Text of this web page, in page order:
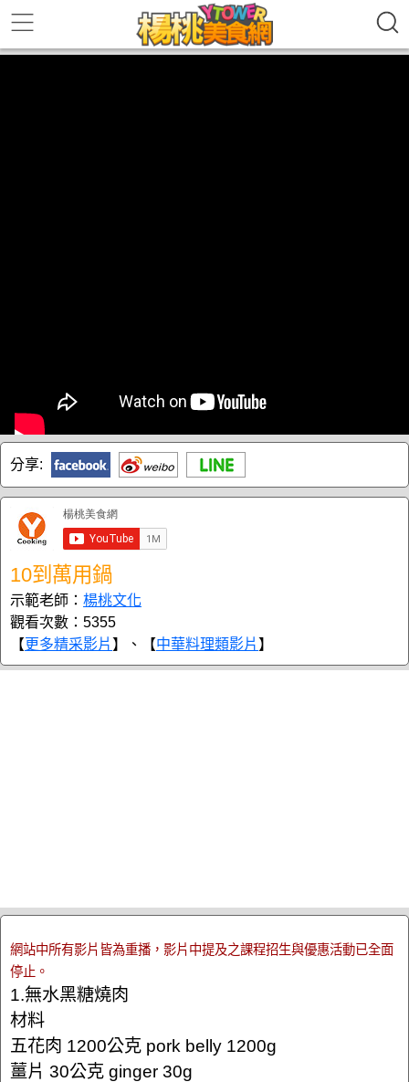
分享:
10到萬用鍋
示範老師： 楊桃文化
觀看次數：5355
【更多精采影片 】、【中華料理類影片 】
網站中所有影片皆為重播，影片中提及之課程招生與優惠活動已全面
停止。
1.無水黑糖燒肉
材料
五花肉 1200公克 pork belly 1200g
薑片 30公克 ginger 30g